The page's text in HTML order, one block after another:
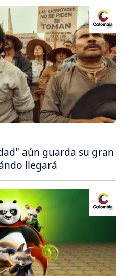
aún guarda su gran
llegará